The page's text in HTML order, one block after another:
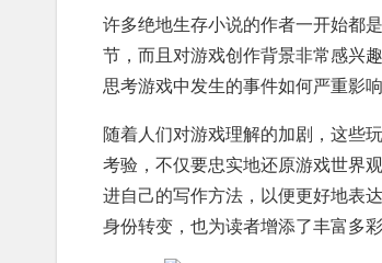
许多绝地生存小说的作者一开始都
节，而且对游戏创作背景非常感兴
思考游戏中发生的事件如何严重影响
随着人们对游戏理解的加剧，这些
考验，不仅要忠实地还原游戏世界
进自己的写作方法，以便更好地表
身份转变，也为读者增添了丰富多彩